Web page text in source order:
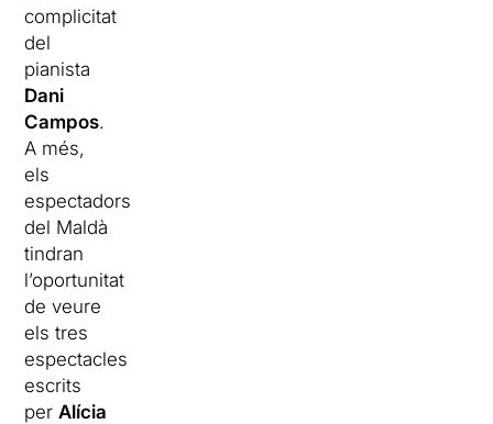
complicitat
del
pianista
Dani
Campos.
A més,
els
espectadors
del Maldà
tindran
l’oportunitat
de veure
els tres
espectacles
escrits
perAlícia